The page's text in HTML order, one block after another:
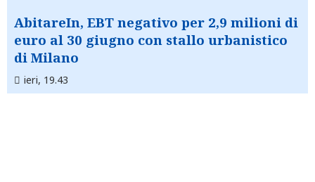
AbitareIn, EBT negativo per 2,9 milioni di
euro al 30 giugno con stallo urbanistico
di Milano
ieri, 19.43